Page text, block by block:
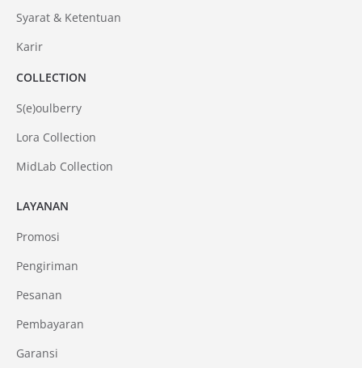
LAYANAN
Promosi
Pengiriman
Pesanan
Pembayaran
Garansi
Syarat & Ketentuan
Karir
COLLECTION
S(e)oulberry
Lora Collection
MidLab Collection